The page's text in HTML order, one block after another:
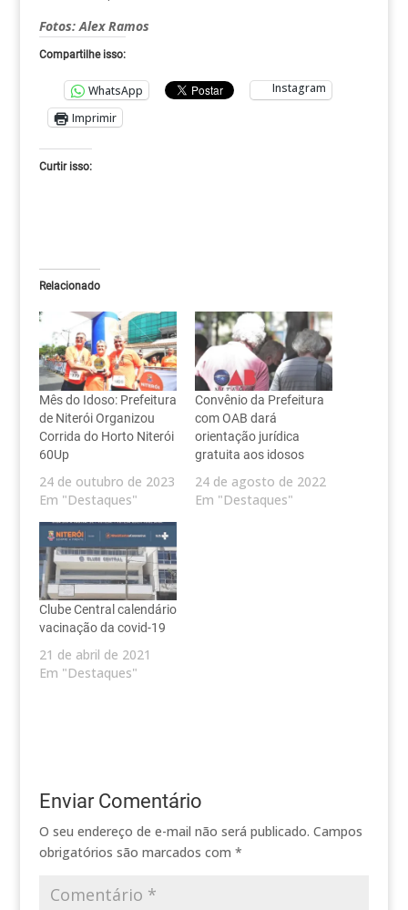
Fotos: Alex Ramos
Compartilhe isso:
WhatsApp
Instagram
Imprimir
Curtir isso:
Relacionado
Mês do Idoso: Prefeitura
de Niterói Organizou
Corrida do Horto Niterói
60Up
24 de outubro de 2023
Em "Destaques"
Convênio da Prefeitura
com OAB dará
orientação jurídica
gratuita aos idosos
24 de agosto de 2022
Em "Destaques"
Clube Central calendário
vacinação da covid-19
21 de abril de 2021
Em "Destaques"
Enviar Comentário
O seu endereço de e-mail não será publicado. Campos
obrigatórios são marcados com *